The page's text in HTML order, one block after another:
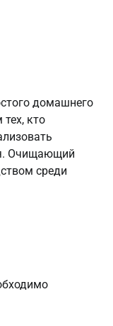
домашнего
кто
Очищающий
среди